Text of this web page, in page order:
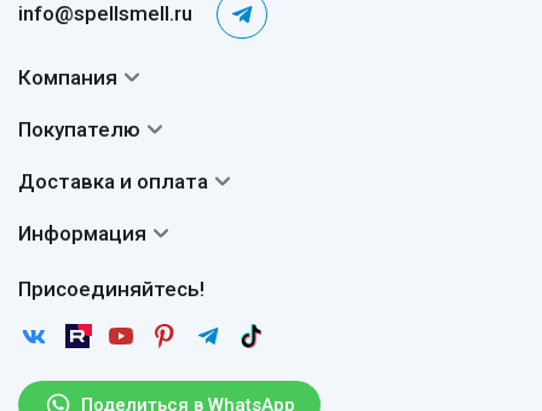
info@spellsmell.ru
Поделиться в WhatsApp
Присоединяйтесь!
Компания
Авторы
Сертификаты
Покупателю
Вопросы и ответы
Отзывы
Рассылка
Доставка и оплата
Доставка
Возврат
Информация
Пользовательское соглашение
Защита персональных данных